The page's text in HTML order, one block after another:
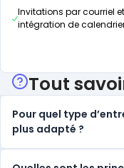
Invitations par courriel et
intégration de
Tout
Pour quel type
plus adapté ?